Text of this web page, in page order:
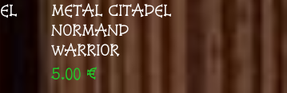
METAL CITADEL
NORMAND
WARRIOR
5.00 €